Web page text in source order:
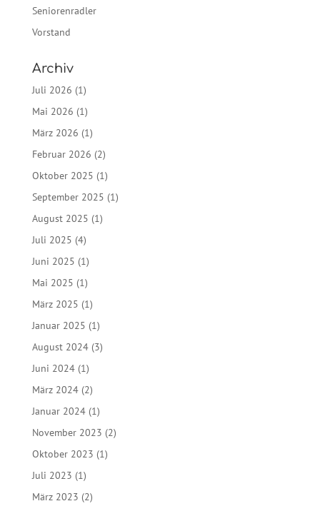
Seniorenradler
Vorstand
Archiv
Juli 2026 (1)
Mai 2026 (1)
März 2026 (1)
Februar 2026 (2)
Oktober 2025 (1)
September 2025 (1)
August 2025 (1)
Juli 2025 (4)
Juni 2025 (1)
Mai 2025 (1)
März 2025 (1)
Januar 2025 (1)
August 2024(3)
Juni 2024(1)
März 2024(2)
Januar 2024(1)
November 2023 (2)
Oktober 2023 (1)
Juli 2023 (1)
März 2023 (2)